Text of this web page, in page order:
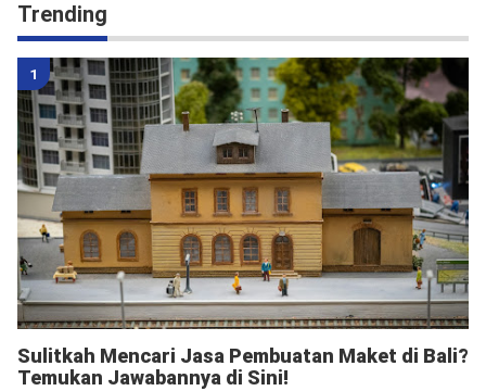
Trending
Sulitkah Mencari Jasa Pembuatan Maket di Bali?
Temukan Jawabannya di Sini!